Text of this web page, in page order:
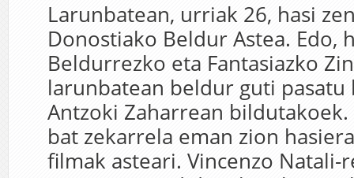
Larunbatean, urriak 26, hasi
Donostiako Beldur Astea. Edo,
Beldurrezko eta Fantasiazko
larunbatean beldur guti pasatu
Antzoki Zaharrean bildutakoek.
bat zekarrela eman zion
filmak asteari. Vincenzo Natali-